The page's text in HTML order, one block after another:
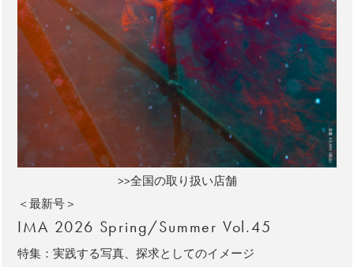
>>全国の取り扱い店舗
＜最新号＞
IMA 2026 Spring/Summer Vol.45
特集：実践する写真、探求としてのイメージ